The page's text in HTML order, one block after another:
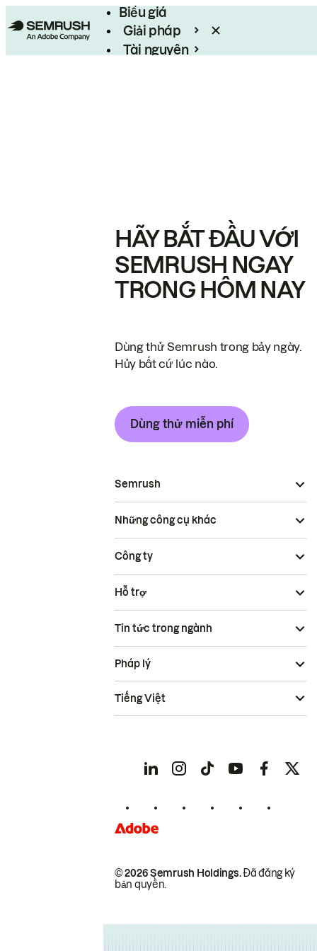
Biểu giá
Giải pháp
Tài nguyên
HÃY BẮT ĐẦU VỚI
SEMRUSH NGAY
TRONG HÔM NAY
Dùng thử Semrush trong bảy ngày.
Hủy bất cứ lúc nào.
Dùng thử miễn phí
Semrush
Những công cụ khác
Công ty
Hỗ trợ
Tin tức trong ngành
© 2026 Semrush Holdings.Đã đăng ký
bản quyền.
Pháp lý
Tiếng Việt